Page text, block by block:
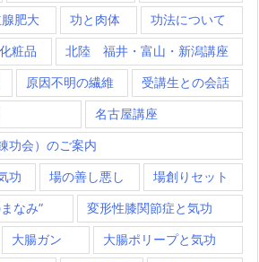
肥大 功と肉体 功法について
化粧品 北陸 福井・富山・新潟講座
原因不明の繊維 受講生との会話
名古屋講座
功会）のご案内
功 場の善し悪し 場創りセット
なみ” 変形性膝関節症と気功
大腸ガン 大腸ポリープと気功